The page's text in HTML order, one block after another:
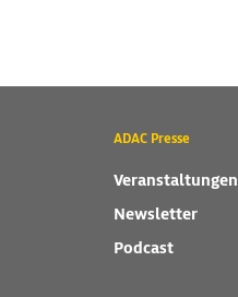
ADAC Presse
Veranstaltungen
Newsletter
Podcast